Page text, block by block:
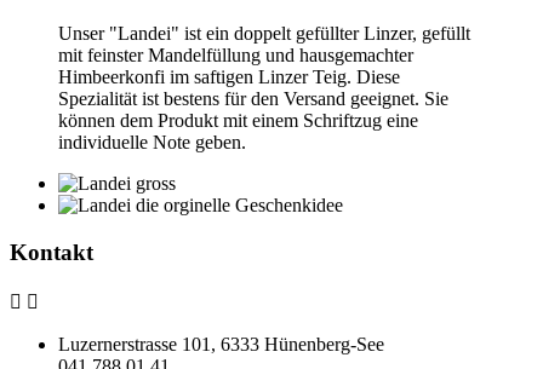
Unser "Landei" ist ein doppelt gefüllter Linzer, gefüllt
mit feinster Mandelfüllung und hausgemachter
Himbeerkonfi im saftigen Linzer Teig. Diese
Spezialität ist bestens für den Versand geeignet. Sie
können dem Produkt mit einem Schriftzug eine
individuelle Note geben.
Kontakt
 
Luzernerstrasse 101, 6333 Hünenberg-See